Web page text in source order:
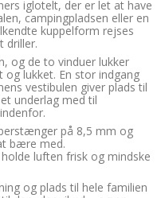
iglotelt, der er let at have
campingpladsen eller en
kuppelform rejses
driller.
og de to vinduer lukker
lukket. En stor indgang
vestibulen giver plads til
underlag med til
på 8,5 mm og
bære med.
luften frisk og mindske
og plads til hele familien